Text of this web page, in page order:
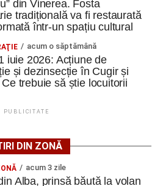
din Cupa României:
– Jiul Petroșani 0-1 (0-0)
„Lotus”
rapid de la Alba Iulia
WhatsApp Twitter Email
vacante din Cugir, și datele de
precum numere de telefon și
ca persoanele interesate să
condițiile de angajare,
de recrutare.
orașul Cugir la data de 28 iulie
NR.
LMV
din Vinerea. Fosta
tradițională va fi restaurată
într-un spațiu cultural
acum o săptămână
iuie 2026: Acțiune de
și dezinsecție în Cugir și
trebuie să știe locuitorii
PUBLICITATE
DIN ZONĂ
acum 3 zile
Alba, prinsă băută la volan